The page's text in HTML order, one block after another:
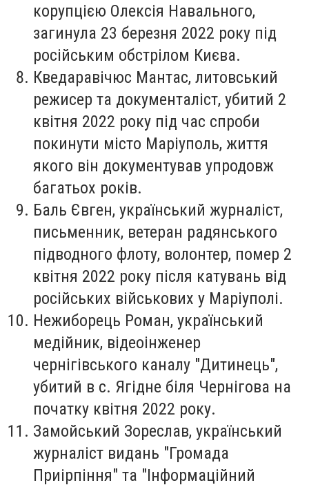
корупцією Олексія Навального,
загинула 23 березня 2022 року під
російським обстрілом Києва.
Кведаравічюс Мантас, литовський
режисер та документаліст, убитий 2
квітня 2022 року під час спроби
покинути місто Маріуполь, життя
якого він документував упродовж
багатьох років.
Баль Євген, український журналіст,
письменник, ветеран радянського
підводного флоту, волонтер, помер 2
квітня 2022 року після катувань від
російських військових у Маріуполі.
Нежиборець Роман, український
медійник, відеоінженер
чернігівського каналу "Дитинець",
убитий в с. Ягідне біля Чернігова на
початку квітня 2022 року.
Замойський Зореслав, український
журналіст видань "Громада
Приірпіння" та "Інформаційний